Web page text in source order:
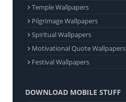
Temple Wallpapers
Pilgrimage Wallpapers
Spiritual Wallpapers
Motivational Quote Wallpapers
Festival Wallpapers
DOWNLOAD MOBILE STUFF